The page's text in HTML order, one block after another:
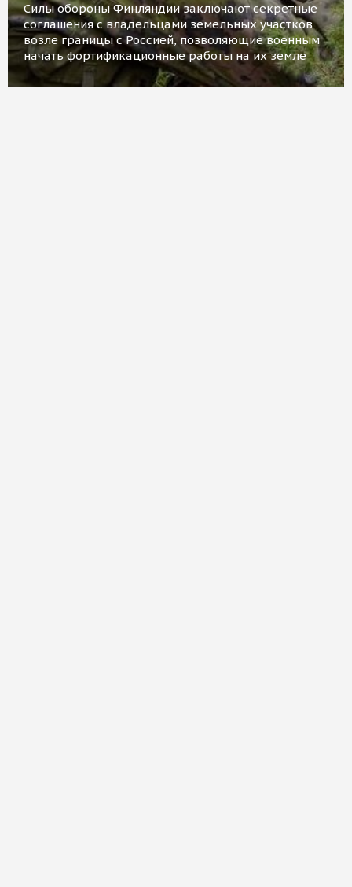
Силы обороны Финляндии заключают секретные
соглашения с владельцами земельных участков
возле границы с Россией, позволяющие военным
начать фортификационные работы на их земле